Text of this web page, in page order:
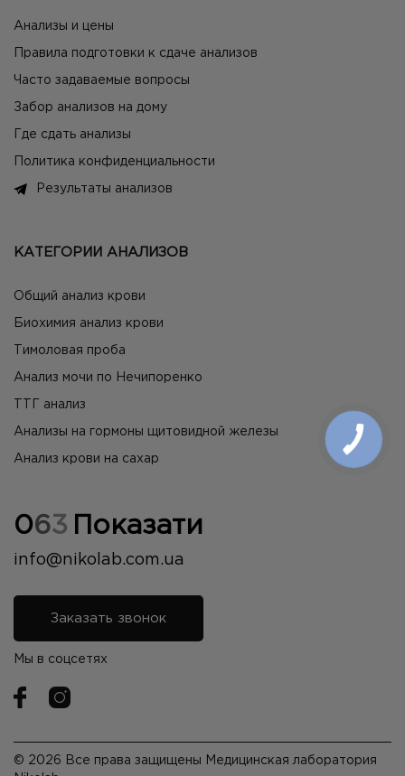
Анализы и цены
Правила подготовки к сдаче анализов
Часто задаваемые вопросы
Забор анализов на дому
Где сдать анализы
Политика конфиденциальности
Результаты анализов
КАТЕГОРИИ АНАЛИЗОВ
Общий анализ крови
Биохимия анализ крови
Тимоловая проба
Анализ мочи по Нечипоренко
ТТГ анализ
Анализы на гормоны щитовидной железы
Анализ крови на сахар
063 Показати
info@nikolab.com.ua
Заказать звонок
Мы в соцсетях
© 2026 Все права защищены Медицинская лаборатория